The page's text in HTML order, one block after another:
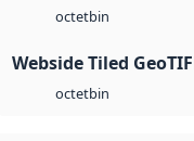
octetbin
Webside Tiled
octetbin